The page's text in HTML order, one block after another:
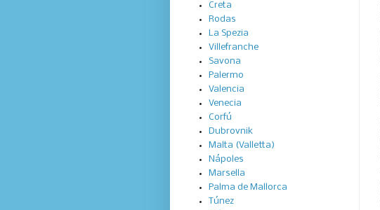
Creta
Rodas
La Spezia
Villefranche
Savona
Palermo
Valencia
Venecia
Corfú
Dubrovnik
Malta (Valletta)
Nápoles
Marsella
Palma de Mallorca
Túnez